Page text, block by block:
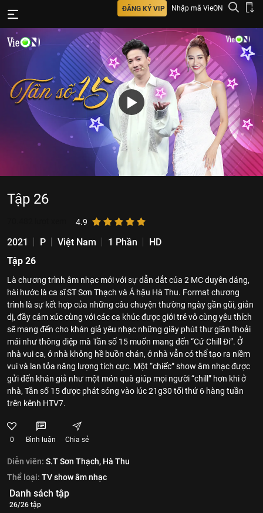
ĐĂNG KÝ VIP Nhập mã VieON
Tập 26
4.9
2021 P Việt Nam 1 Phần
HD
Tập 26
Là chương trình âm nhạc mới với sự dẫn dắt của 2 MC duyên dáng,
hài hước là ca sĩ ST Sơn Thạch và Á hậu Hà Thu. Format chương
trình là sự kết hợp của những câu chuyện thường ngày gần gũi, giản
dị, đầy cảm xúc cùng với các ca khúc được giới trẻ vô cùng yêu thích
sẽ mang đến cho khán giả yêu nhạc những giây phút thư giãn thoải
mái như thông điệp mà Tần số 15 muốn mang đến “Cứ Chill Đi”. Ở
nhà vui ca, ở nhà không hề buồn chán, ở nhà vẫn có thể tạo ra niềm
vui và lan tỏa năng lượng tích cực. Một “chiếc” show âm nhạc được
gửi đến khán giả như một món quà giúp mọi người “chill” hơn khi ở
nhà, Tần số 15 được phát sóng vào lúc 21g30 tối thứ 6 hàng tuần
trên kênh HTV7.
0 Bình luận Chia sẻ
Diễn viên: S.T Sơn Thạch, Hà Thu
Thể loại: TV show âm nhạc
Danh sách tập
26/26 tập